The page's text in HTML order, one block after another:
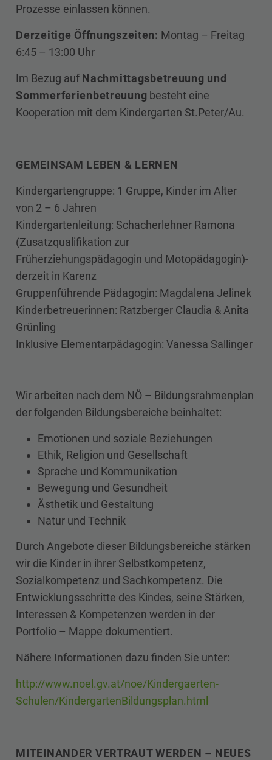
Prozesse einlassen können.
Derzeitige Öffnungszeiten: Montag – Freitag
6:45 – 13:00 Uhr
Im Bezug auf Nachmittagsbetreuung und
Sommerferienbetreuung besteht eine
Kooperation mit dem Kindergarten St.Peter/Au.
GEMEINSAM LEBEN & LERNEN
Kindergartengruppe: 1 Gruppe, Kinder im Alter
von 2 – 6 Jahren
Kindergartenleitung: Schacherlehner Ramona
(Zusatzqualifikation zur
Früherziehungspädagogin und Motopädagogin)-
derzeit in Karenz
Gruppenführende Pädagogin: Magdalena Jelinek
Kinderbetreuerinnen: Ratzberger Claudia & Anita
Grünling
Inklusive Elementarpädagogin: Vanessa Sallinger
Wir arbeiten nach dem NÖ – Bildungsrahmenplan
der folgenden Bildungsbereiche beinhaltet:
Emotionen und soziale Beziehungen
Ethik, Religion und Gesellschaft
Sprache und Kommunikation
Bewegung und Gesundheit
Ästhetik und Gestaltung
Natur und Technik
Durch Angebote dieser Bildungsbereiche stärken
wir die Kinder in ihrer Selbstkompetenz,
Sozialkompetenz und Sachkompetenz. Die
Entwicklungsschritte des Kindes, seine Stärken,
Interessen & Kompetenzen werden in der
Portfolio – Mappe dokumentiert.
Nähere Informationen dazu finden Sie unter:
http://www.noel.gv.at/noe/Kindergaerten-
Schulen/KindergartenBildungsplan.html
MITEINANDER VERTRAUT WERDEN – NEUES